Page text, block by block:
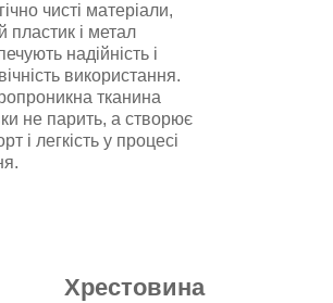
чисті матеріали,
пластик і метал
надійність і
використання.
тканина
не парить, а створює
і легкість у процесі
Хрестовина